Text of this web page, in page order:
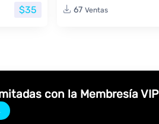
$35
67 Ventas
con la Membresía VIP